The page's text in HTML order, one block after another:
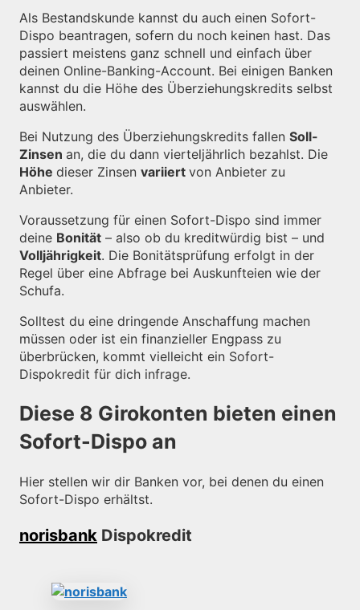
Als Bestandskunde kannst du auch einen Sofort-
Dispo beantragen, sofern du noch keinen hast. Das
passiert meistens ganz schnell und einfach über
deinen Online-Banking-Account. Bei einigen Banken
kannst du die Höhe des Überziehungskredits selbst
auswählen.
Bei Nutzung des Überziehungskredits fallen Soll-
Zinsen an, die du dann vierteljährlich bezahlst. Die
Höhe dieser Zinsen variiert von Anbieter zu
Anbieter.
Voraussetzung für einen Sofort-Dispo sind immer
deine Bonität – also ob du kreditwürdig bist – und
Volljährigkeit. Die Bonitätsprüfung erfolgt in der
Regel über eine Abfrage bei Auskunfteien wie der
Schufa.
Solltest du eine dringende Anschaffung machen
müssen oder ist ein finanzieller Engpass zu
überbrücken, kommt vielleicht ein Sofort-
Dispokredit für dich infrage.
Diese 8 Girokonten bieten einen
Sofort-Dispo an
Hier stellen wir dir Banken vor, bei denen du einen
Sofort-Dispo erhältst.
norisbank Dispokredit